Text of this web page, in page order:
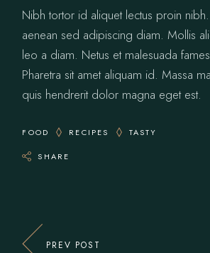
Nibh tortor id aliquet lectus proin
aenean sed adipiscing diam. Mollis
leo a diam. Netus et malesuada
Pharetra sit amet aliquam id. Massa
quis hendrerit dolor magna eget est.
FOOD RECIPES TASTY
SHARE
PREV POST